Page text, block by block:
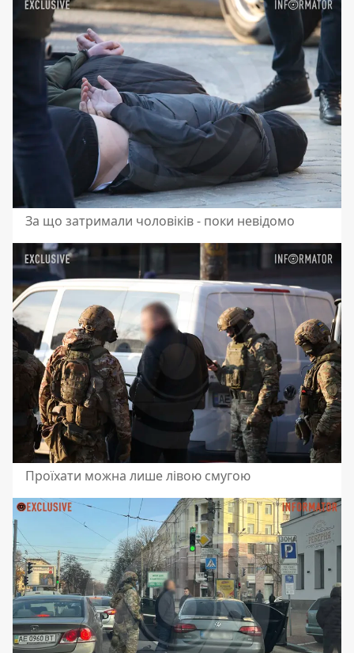
За що затримали чоловіків - поки невідомо
Проїхати можна лише лівою смугою